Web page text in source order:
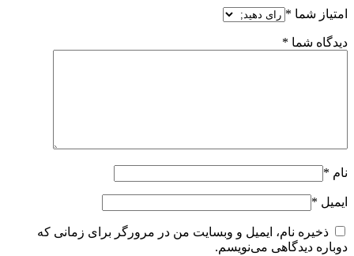
امتیاز شما *
دیدگاه شما *
نام *
ایمیل *
ذخیره نام، ایمیل و وبسایت من در مرورگر برای زمانی که
دوباره دیدگاهی می‌نویسم.